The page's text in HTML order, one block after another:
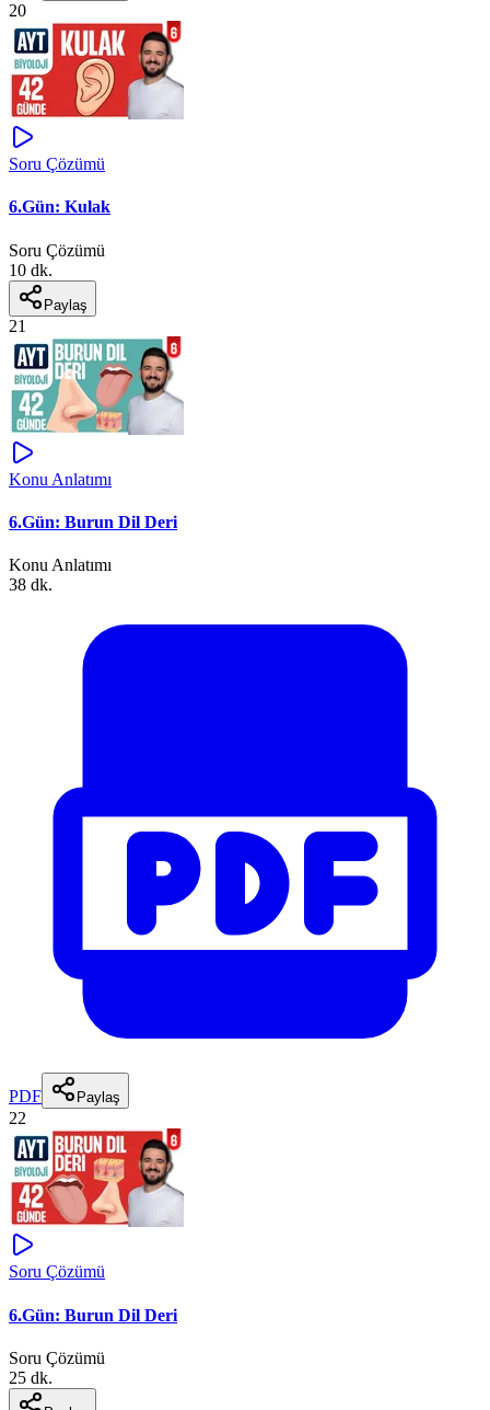
20
Soru Çözümü
6.Gün: Kulak
Soru Çözümü
10 dk.
Paylaş
21
Konu Anlatımı
6.Gün: Burun Dil Deri
Konu Anlatımı
38 dk.
PDF Paylaş
22
Soru Çözümü
6.Gün: Burun Dil Deri
Soru Çözümü
25 dk.